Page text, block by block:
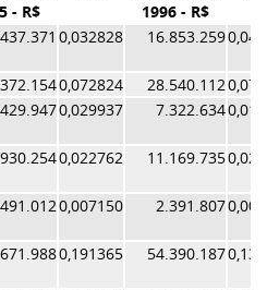
- R$
1996 - R$
0,032828 16.853.259
0,072824 28.540.112
0,029937 7.322.634
0,022762 11.169.735
0,007150 2.391.807
0,191365 54.390.187